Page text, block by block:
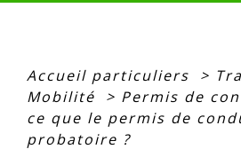
Accueil particuliers >
Mobilité
> Permis de
ce que le permis de
probatoire ?